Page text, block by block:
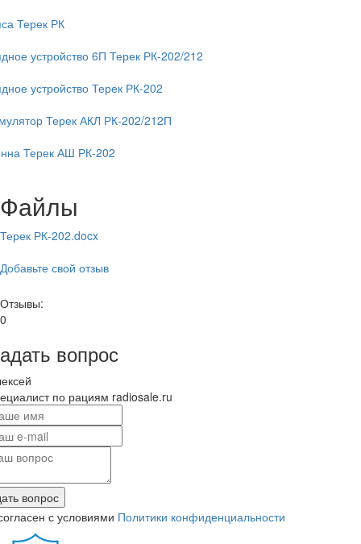
Терек РК
устройство 6П Терек РК-202/212
устройство Терек РК-202
Терек АКЛ РК-202/212П
Терек АШ РК-202
Файлы
Терек РК-202.docx
Добавьте свой отзыв
Отзывы:
0
вопрос
по рациям radiosale.ru
вопрос
с условиями Политики конфиденциальности